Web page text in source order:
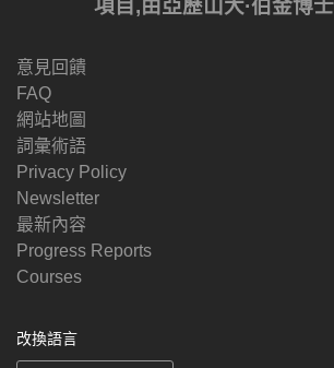
項目,由亞歷山大·伯金博
意見回饋
FAQ
網站地圖
詞彙術語
Privacy Policy
Newsletter
最新內容
Progress Reports
Courses
改換語言